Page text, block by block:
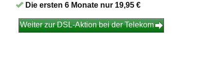
Die ersten 6 Monate nur 19,95 €
Weiter zur DSL-Aktion bei der Telekom